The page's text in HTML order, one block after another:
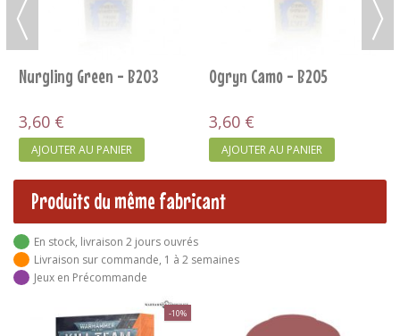
Nurgling Green - B203
3,60 €
AJOUTER AU PANIER
Ogryn Camo - B205
3,60 €
AJOUTER AU PANIER
Produits du même fabricant
En stock, livraison 2 jours ouvrés
Livraison sur commande, 1 à 2 semaines
Jeux en Précommande
-10%